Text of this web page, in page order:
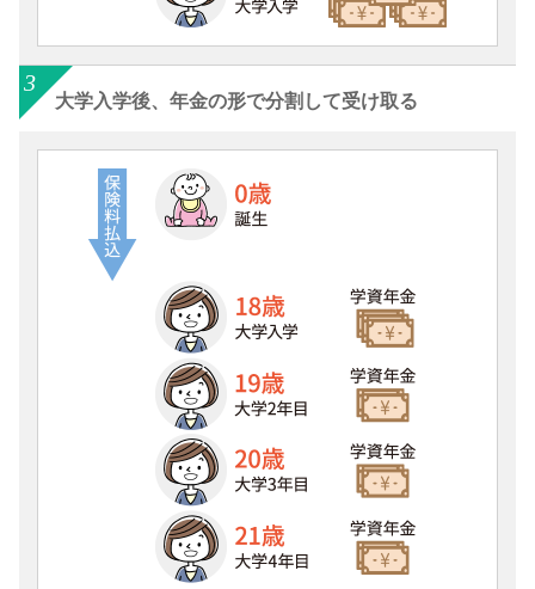
大学入学後、年金の形で分割して受け取る